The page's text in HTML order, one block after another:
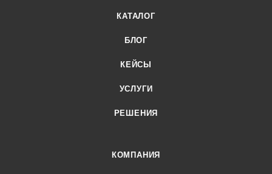
КАТАЛОГ
БЛОГ
КЕЙСЫ
УСЛУГИ
РЕШЕНИЯ
КОМПАНИЯ